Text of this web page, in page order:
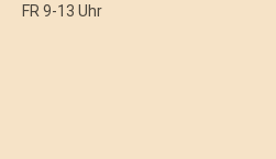
FR 9-13 Uhr